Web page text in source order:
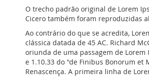
O trecho padrão original de Lorem
Cicero também foram reproduzidas
Ao contrário do que se acredita,
clássica datada de 45 AC. Richard
oriunda de uma passagem de
e 1.10.33 do "de Finibus Bonorum et
Renascença. A primeira linha de